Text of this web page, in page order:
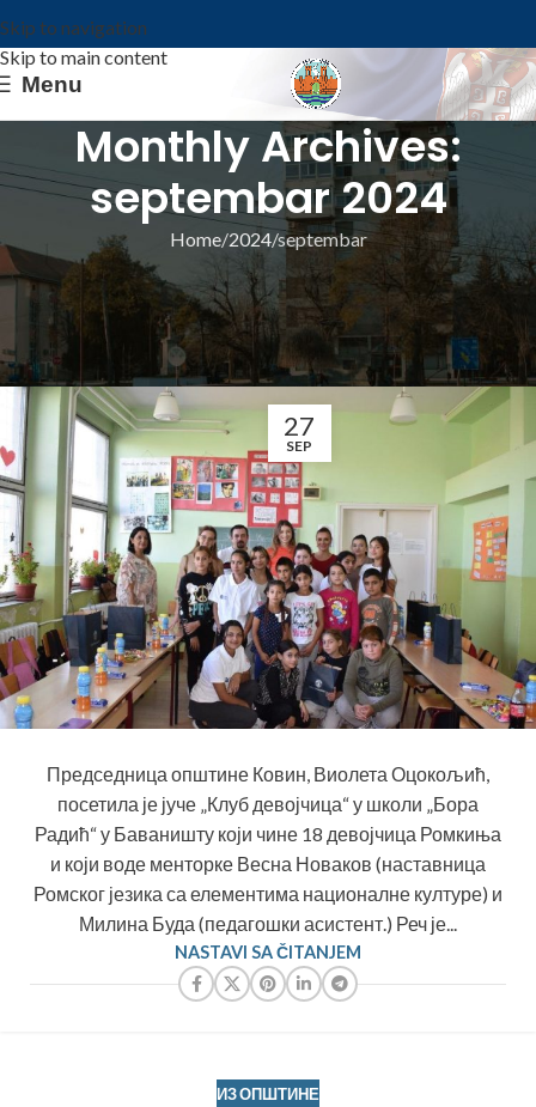
Skip to navigation
Skip to main content
Menu
Monthly Archives:
septembar 2024
Home 2024 septembar
ИЗ ОПШТИНЕ
ПОСЕТА КЛУБУ ДЕВОЈЧИЦА РОМКИЊА У
ШКОЛИ „БОРА РАДИЋ“
Општина Ковин
27
SEP
Председница општине Ковин, Виолета Оцокољић,
посетила је јуче „Клуб девојчица“ у школи „Бора
Радић“ у Баваништу који чине 18 девојчица Ромкиња
и који воде менторке Весна Новаков (наставница
Ромског језика са елементима националне културе) и
Милина Буда (педагошки асистент.) Реч је...
NASTAVI SA ČITANJEM
ИЗ ОПШТИНЕ